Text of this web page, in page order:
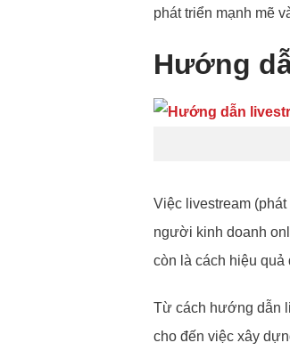
phát triển mạnh mẽ
Hướng
Việc livestream
người kinh doanh
còn là cách hiệu quả
Từ cách hướng dẫn
cho đến việc xây